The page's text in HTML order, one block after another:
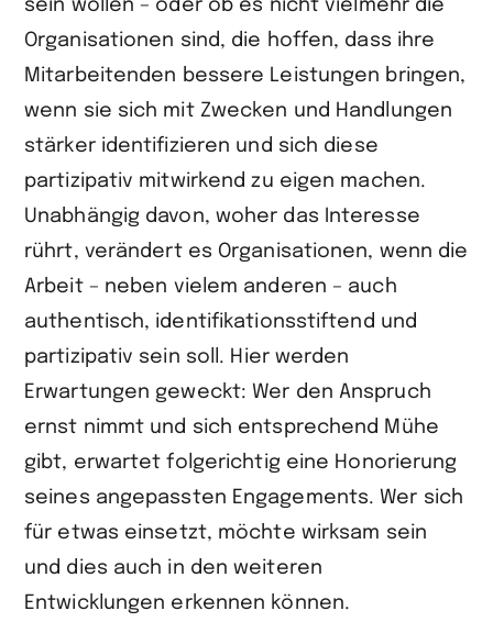
sein wollen – oder ob es nicht vielmehr die
Organisationen sind, die hoffen, dass ihre
Mitarbeitenden bessere Leistungen bringen,
wenn sie sich mit Zwecken und Handlungen
stärker identifizieren und sich diese
partizipativ mitwirkend zu eigen machen.
Unabhängig davon, woher das Interesse
rührt, verändert es Organisationen, wenn die
Arbeit – neben vielem anderen – auch
authentisch, identifikationsstiftend und
partizipativ sein soll. Hier werden
Erwartungen geweckt: Wer den Anspruch
ernst nimmt und sich entsprechend Mühe
gibt, erwartet folgerichtig eine Honorierung
seines angepassten Engage­ments. Wer sich
für etwas einsetzt, möchte wirksam sein
und dies auch in den weiteren
Entwicklungen erkennen können.